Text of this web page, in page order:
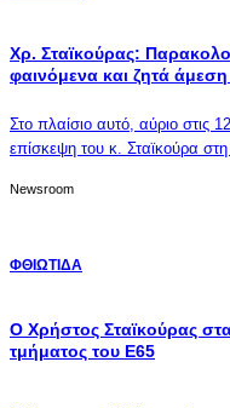
Χρ. Σταϊκούρας:
φαινόμενα και ζητά
Στο πλαίσιο αυτό, αύριο στις
επίσκεψη του κ. Σταϊκούρα
Σανίδα
Newsroom
ΦΘΙΩΤΙΔΑ
Ο Χρήστος Σταϊκούρας
τμήματος του Ε65